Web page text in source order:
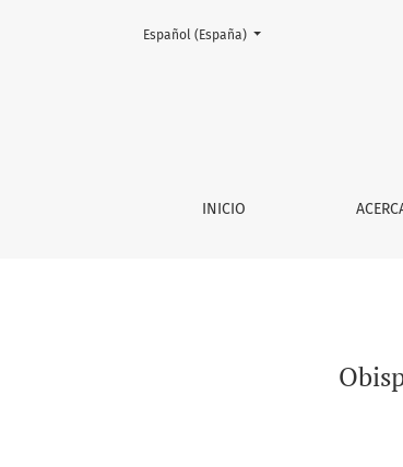
Obispo rojo. Fe, compromiso
INICIO
Cambiar el idioma. El actual es:
Español (España)